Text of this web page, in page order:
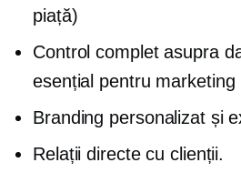
piață)
Control complet asupra
esențial pentru marketing
Branding personalizat și
Relații directe cu clienții.